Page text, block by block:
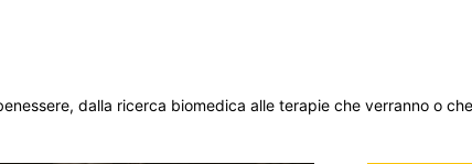
dalla ricerca biomedica alle terapie che verranno o